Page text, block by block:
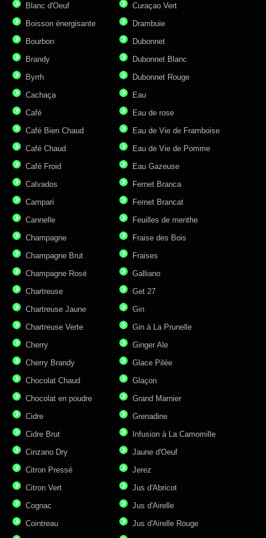
Blanc d'Oeuf
Boisson énergisante
Bourbon
Brandy
Byrrh
Cachaça
Café
Café Bien Chaud
Café Chaud
Café Froid
Calvados
Campari
Cannelle
Champagne
Champagne Brut
Champagne Rosé
Chartreuse
Chartreuse Jaune
Chartreuse Verte
Cherry
Cherry Brandy
Chocolat Chaud
Chocolat en poudre
Cidre
Cidre Brut
Cinzano Dry
Citron Pressé
Citron Vert
Cognac
Cointreau
Curaçao Vert
Drambuie
Dubonnet
Dubonnet Blanc
Dubonnet Rouge
Eau
Eau de rose
Eau de Vie de Framboise
Eau de Vie de Pomme
Eau Gazeuse
Fernet Branca
Fernet Brancat
Feuilles de menthe
Fraise des Bois
Fraises
Galliano
Get 27
Gin
Gin à La Prunelle
Ginger Ale
Glace Pilée
Glaçon
Grand Marnier
Grenadine
Infusion à La Camomille
Jaune d'Oeuf
Jerez
Jus d'Abricot
Jus d'Airelle
Jus d'Airelle Rouge